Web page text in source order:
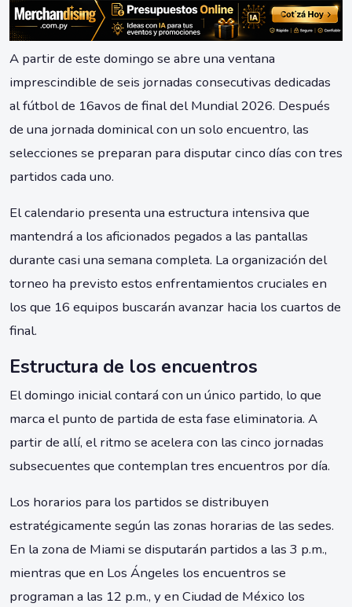
A partir de este domingo se abre una ventana
imprescindible de seis jornadas consecutivas dedicadas
al fútbol de 16avos de final del Mundial 2026. Después
de una jornada dominical con un solo encuentro, las
selecciones se preparan para disputar cinco días con tres
partidos cada uno.
El calendario presenta una estructura intensiva que
mantendrá a los aficionados pegados a las pantallas
durante casi una semana completa. La organización del
torneo ha previsto estos enfrentamientos cruciales en
los que 16 equipos buscarán avanzar hacia los cuartos de
final.
Estructura de los encuentros
El domingo inicial contará con un único partido, lo que
marca el punto de partida de esta fase eliminatoria. A
partir de allí, el ritmo se acelera con las cinco jornadas
subsecuentes que contemplan tres encuentros por día.
Los horarios para los partidos se distribuyen
estratégicamente según las zonas horarias de las sedes.
En la zona de Miami se disputarán partidos a las 3 p.m.,
mientras que en Los Ángeles los encuentros se
programan a las 12 p.m., y en Ciudad de México los